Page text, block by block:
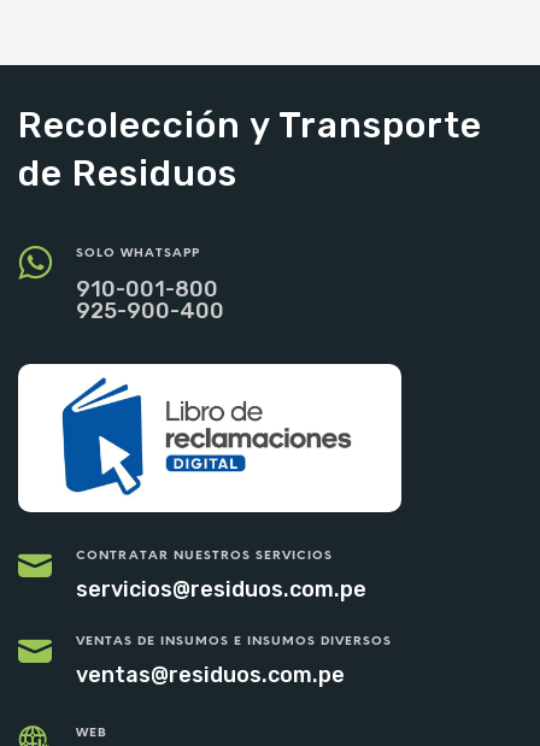
Recolección y Transporte
de Residuos
SOLO WHATSAPP
910-001-800
925-900-400
CONTRATAR NUESTROS SERVICIOS
servicios@residuos.com.pe
VENTAS DE INSUMOS E INSUMOS DIVERSOS
ventas@residuos.com.pe
WEB